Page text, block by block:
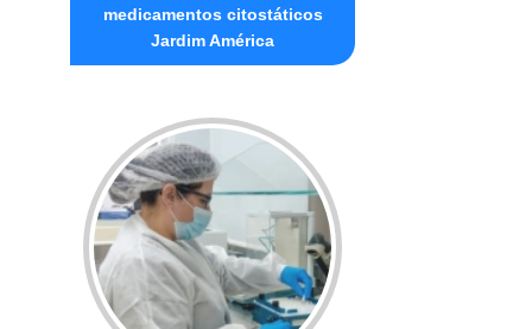
medicamentos citostáticos
Jardim América